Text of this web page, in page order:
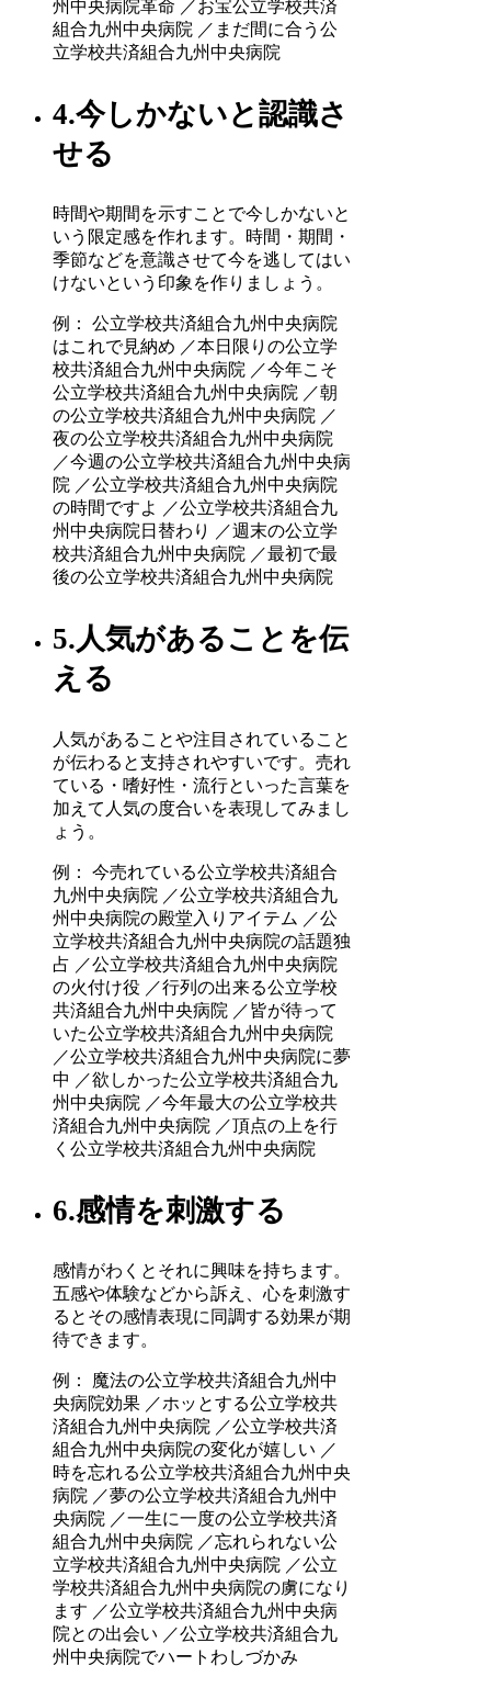
州中央病院革命 ／お宝公立学校共済
組合九州中央病院 ／まだ間に合う公
立学校共済組合九州中央病院
4.今しかないと認識さ
せる
時間や期間を示すことで今しかないと
いう限定感を作れます。時間・期間・
季節などを意識させて今を逃してはい
けないという印象を作りましょう。
例： 公立学校共済組合九州中央病院
はこれで見納め ／本日限りの公立学
校共済組合九州中央病院 ／今年こそ
公立学校共済組合九州中央病院 ／朝
の公立学校共済組合九州中央病院 ／
夜の公立学校共済組合九州中央病院
／今週の公立学校共済組合九州中央病
院 ／公立学校共済組合九州中央病院
の時間ですよ ／公立学校共済組合九
州中央病院日替わり ／週末の公立学
校共済組合九州中央病院 ／最初で最
後の公立学校共済組合九州中央病院
5.人気があることを伝
える
人気があることや注目されていること
が伝わると支持されやすいです。売れ
ている・嗜好性・流行といった言葉を
加えて人気の度合いを表現してみまし
ょう。
例： 今売れている公立学校共済組合
九州中央病院 ／公立学校共済組合九
州中央病院の殿堂入りアイテム ／公
立学校共済組合九州中央病院の話題独
占 ／公立学校共済組合九州中央病院
の火付け役 ／行列の出来る公立学校
共済組合九州中央病院 ／皆が待って
いた公立学校共済組合九州中央病院
／公立学校共済組合九州中央病院に夢
中 ／欲しかった公立学校共済組合九
州中央病院 ／今年最大の公立学校共
済組合九州中央病院 ／頂点の上を行
く公立学校共済組合九州中央病院
6.感情を刺激する
感情がわくとそれに興味を持ちます。
五感や体験などから訴え、心を刺激す
るとその感情表現に同調する効果が期
待できます。
例： 魔法の公立学校共済組合九州中
央病院効果 ／ホッとする公立学校共
済組合九州中央病院 ／公立学校共済
組合九州中央病院の変化が嬉しい ／
時を忘れる公立学校共済組合九州中央
病院 ／夢の公立学校共済組合九州中
央病院 ／一生に一度の公立学校共済
組合九州中央病院 ／忘れられない公
立学校共済組合九州中央病院 ／公立
学校共済組合九州中央病院の虜になり
ます ／公立学校共済組合九州中央病
院との出会い ／公立学校共済組合九
州中央病院でハートわしづかみ